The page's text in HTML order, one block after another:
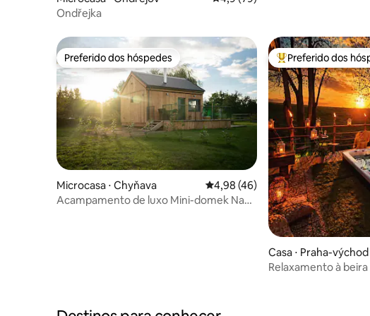
Ondřejka
Preferido dos hóspedes
Preferido dos hóspedes
Microcasa ⋅ Chyňava 4,98 de uma avaliação média de
4,98 (46)
Acampamento de luxo Mini-domek Na
Entre os melhores
Preferido dos
Casa ⋅ Praha-východ
Relaxamento à beira do